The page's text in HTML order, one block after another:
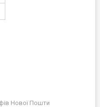
Нової Пошти